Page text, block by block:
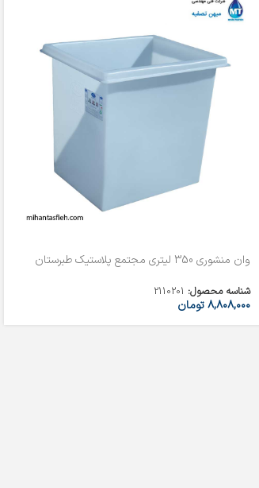
وان منشوری 350 لیتری مجتمع پلاستیک طبرستان
شناسه محصول: 2110201
۸,۸۰۸,۰۰۰تومان